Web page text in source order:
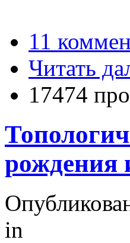
11
Читать
17474
рождения
in